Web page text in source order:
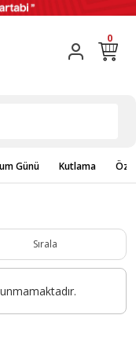
0
Günü Kutlama
Sırala